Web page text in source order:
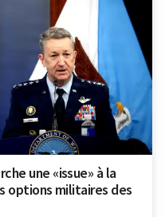
une «issue» à la
options militaires des